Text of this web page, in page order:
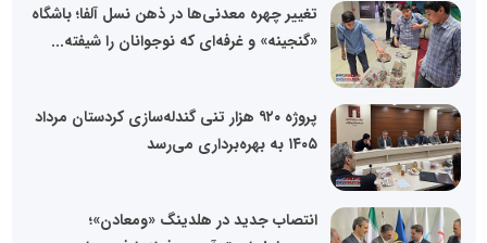
تغییر چهره معدنی‌ها در ذهن نسل آلفا؛ باشگاه
«گنجینه» و غرفه‌ای که نوجوانان را شیفته...
پروژه ۹۲۰ هزار تنی گندله‌سازی کردستان مرداد
۱۴۰۵ به بهره‌برداری می‌رسد
انتصاب جدید در هلدینگ «ومعادن»؛